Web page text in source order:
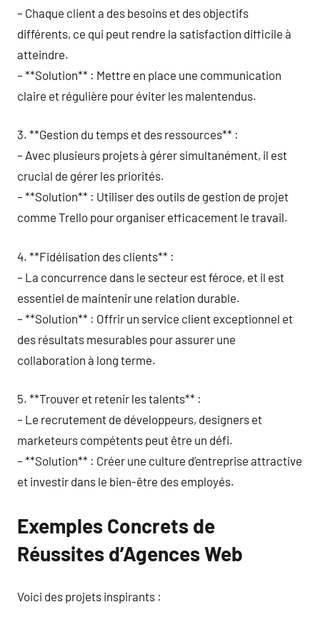
– Chaque client a des besoins et des objectifs
différents, ce qui peut rendre la satisfaction difficile à
atteindre.
– **Solution** : Mettre en place une communication
claire et régulière pour éviter les malentendus.
3. **Gestion du temps et des ressources** :
– Avec plusieurs projets à gérer simultanément, il est
crucial de gérer les priorités.
– **Solution** : Utiliser des outils de gestion de projet
comme Trello pour organiser efficacement le travail.
4. **Fidélisation des clients** :
– La concurrence dans le secteur est féroce, et il est
essentiel de maintenir une relation durable.
– **Solution** : Offrir un service client exceptionnel et
des résultats mesurables pour assurer une
collaboration à long terme.
5. **Trouver et retenir les talents** :
– Le recrutement de développeurs, designers et
marketeurs compétents peut être un défi.
– **Solution** : Créer une culture d’entreprise attractive
et investir dans le bien-être des employés.
Exemples Concrets de
Réussites d’Agences Web
Voici des projets inspirants :